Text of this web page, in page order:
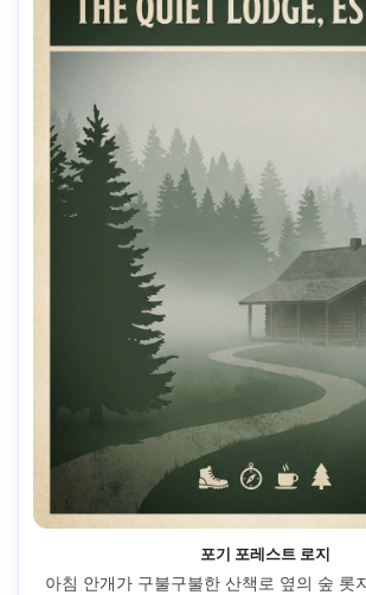
포기 포레스트 로지
아침 안개가 구불구불한 산책로 옆의 숲 롯